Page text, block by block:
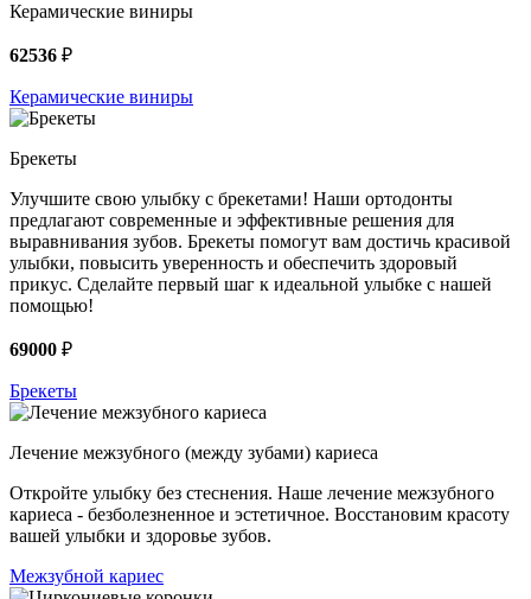
Керамические виниры
62536 ₽
Керамические виниры
Брекеты
Улучшите свою улыбку с брекетами! Наши ортодонты
предлагают современные и эффективные решения для
выравнивания зубов. Брекеты помогут вам достичь красивой
улыбки, повысить уверенность и обеспечить здоровый
прикус. Сделайте первый шаг к идеальной улыбке с нашей
помощью!
69000 ₽
Брекеты
Лечение межзубного (между зубами) кариеса
Откройте улыбку без стеснения. Наше лечение межзубного
кариеса - безболезненное и эстетичное. Восстановим красоту
вашей улыбки и здоровье зубов.
Межзубной кариес